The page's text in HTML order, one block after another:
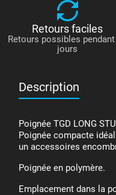
Retours faciles
Retours possibles
jours
Description
Poignée TGD LONG
Poignée compacte
un accessoires
Poignée en polymère.
Emplacement dans la